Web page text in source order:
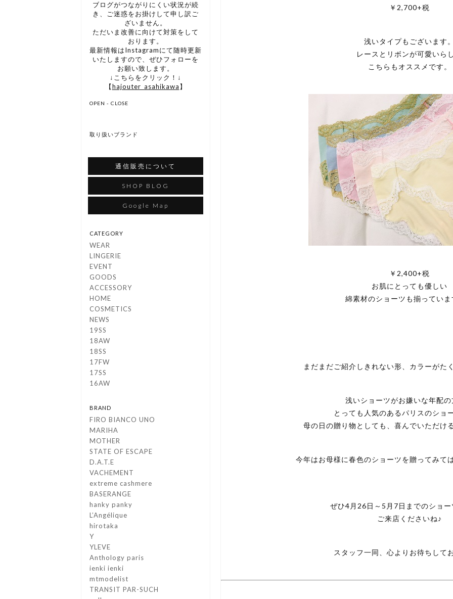
￥2,700+税
浅いタイプもございます
レースとリボンが可愛いら
こちらもオススメです。
￥2,400+税
お肌にとっても優しい
綿素材のショーツも揃ってい
まだまだご紹介しきれない形、カラーがた
浅いショーツがお嫌いな年配
とっても人気のあるパリスのショ
母の日の贈り物としても、喜んでいただけ
今年はお母様に春色のショーツを贈ってみて
ぜひ4月26日～5月7日までのショ
ご来店くださいね♪
スタッフ一同、心よりお待ちして
ブログがつながりにくい状況が続
き、ご迷惑をお掛けして申し訳ご
ざいません。
ただいま改善に向けて対策をして
おります。
最新情報はInstagramにて随時更新
いたしますので、ぜひフォローを
お願い致します。
↓こちらをクリック！↓
【hajouter_asahikawa】
OPEN - CLOSE
取り扱いブランド
通信販売について
SHOP BLOG
Google Map
CATEGORY
WEAR
LINGERIE
EVENT
GOODS
ACCESSORY
HOME
COSMETICS
NEWS
19SS
18AW
18SS
17FW
17SS
16AW
BRAND
FIRO BIANCO UNO
MARIHA
MOTHER
STATE OF ESCAPE
D.A.T.E
VACHEMENT
extreme cashmere
BASERANGE
hanky panky
L’Angélique
hirotaka
Y
YLEVE
Anthology paris
ienki ienki
mtmodelist
TRANSIT PAR-SUCH